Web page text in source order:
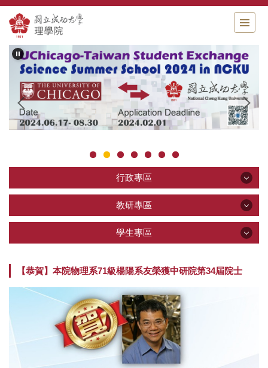
跳
到
主
要
內
行政專區
關於理學院
組織成員
系所介紹
教研專區
教學研究
研究團隊
榮譽獎項
學生專區
系所招生
【恭賀】本院物理系71級楊陽系友榮獲中研院第34屆院士